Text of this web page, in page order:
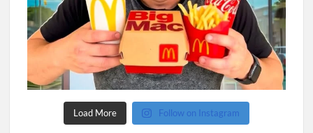
Load More Follow on Instagram